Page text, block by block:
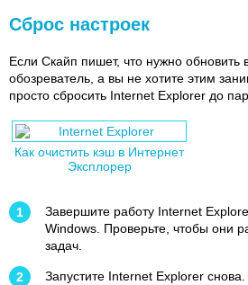
Сброс настроек
Если Скайп пишет, что нужно обновить
обозреватель, а вы не хотите этим
просто сбросить Internet Explorer до
Как очистить кэш в Интернет
Эксплорер
Завершите работу Internet
Windows. Проверьте, чтобы они
задач.
Запустите Internet Explorer снова.